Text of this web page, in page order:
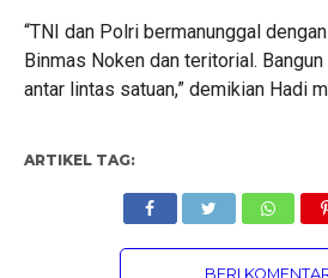
“TNI dan Polri bermanunggal
Binmas Noken dan teritorial.
antar lintas satuan,” demikian Hadi
ARTIKEL TAG:
BERI